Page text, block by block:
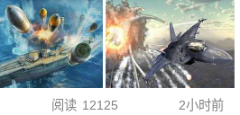
阅读 12125 2小时前